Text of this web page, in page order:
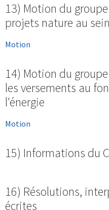
13) Motion du
projets nature au
Motion
14) Motion du
les versements au
l'énergie
Motion
15) Informations du
16) Résolutions,
écrites